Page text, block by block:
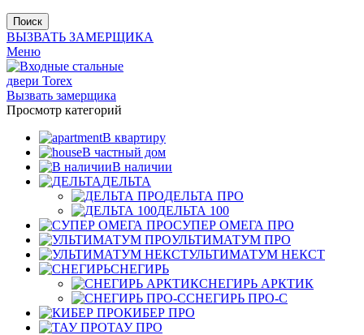
Поиск
ВЫЗВАТЬ ЗАМЕРЩИКА
Меню
Вызвать замерщика
Просмотр категорий
В квартиру
В частный дом
В наличии
ДЕЛЬТА
ДЕЛЬТА ПРО
ДЕЛЬТА 100
СУПЕР ОМЕГА ПРО
УЛЬТИМАТУМ ПРО
УЛЬТИМАТУМ НЕКСТ
СНЕГИРЬ
СНЕГИРЬ АРКТИК
СНЕГИРЬ ПРО-С
КИБЕР ПРО
ТАУ ПРО